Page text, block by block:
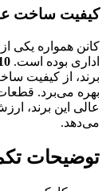
کیفیت ساخت
کانن همواره یکی
اداری بوده است.
برند، از کیفیت
بهره می‌برد.
عالی این برند،
می‌دهد.
توضیحات